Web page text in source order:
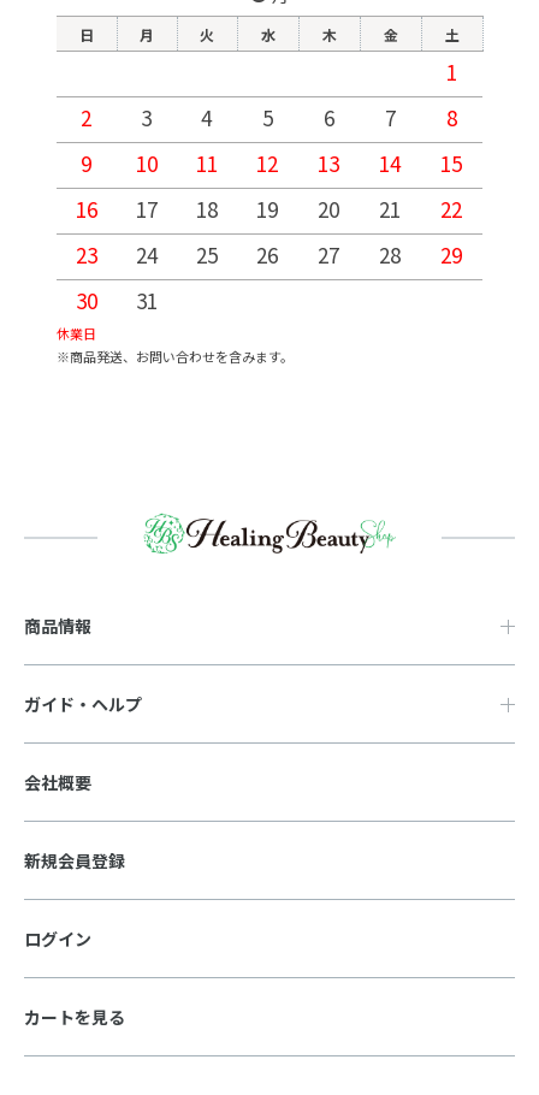
日 月 火 水 木 金 土
1
2
3 4 5 6 7
8
9
10 11 12 13 14
15
16
17 18 19 20 21
22
23
24 25 26 27 28
29
30
31
休業日
※商品発送、お問い合わせを含みます。
商品情報
ガイド・ヘルプ
会社概要
新規会員登録
ログイン
カートを見る